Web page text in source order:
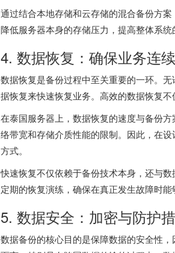
通过结合本地存储和云存储的混合备份方
降低服务器本身的存储压力，提高整体系统
4. 数据恢复：确保业务连
数据恢复是备份过程中至关重要的一环。
据恢复来快速恢复业务。高效的数据恢复
在泰国服务器上，数据恢复的速度与备份
络带宽和存储介质性能的限制。因此，在
方式。
快速恢复不仅依赖于备份技术本身，还与
定期的恢复演练，确保在真正发生故障时
5. 数据安全：加密与防护
数据备份的核心目的是保障数据的安全性